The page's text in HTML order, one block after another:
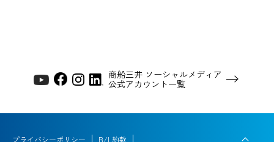
商船三井 ソーシャルメディア
公式アカウント一覧
プライバシーポリシー B/L約款